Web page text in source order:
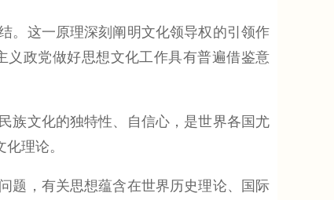
这一原理深刻阐明文化领导权的引领作
义政党做好思想文化工作具有普遍借鉴意
文化的独特性、自信心，是世界各国尤
理论。
，有关思想蕴含在世界历史理论、国际